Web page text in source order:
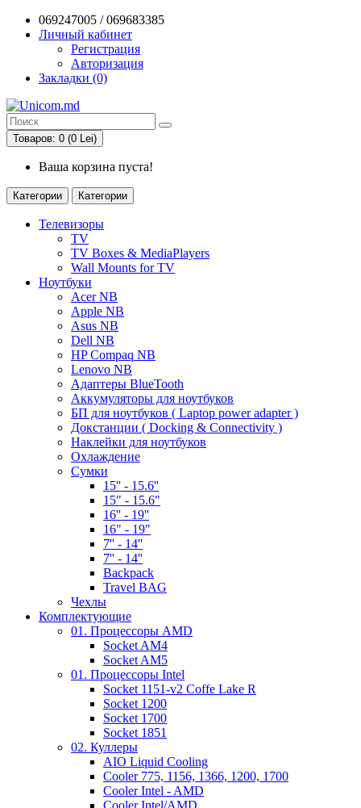
069247005 / 069683385
Личный кабинет
Регистрация
Авторизация
Закладки (0)
Товаров: 0 (0 Lei)
Ваша корзина пуста!
Категории Категории
Телевизоры
TV
TV Boxes & MediaPlayers
Wall Mounts for TV
Ноутбуки
Acer NB
Apple NB
Asus NB
Dell NB
HP Compaq NB
Lenovo NB
Адаптеры BlueTooth
Аккумуляторы для ноутбуков
БП для ноутбуков ( Laptop power adapter )
Докстанции ( Docking & Connectivity )
Наклейки для ноутбуков
Охлаждение
Сумки
15'' - 15.6''
15" - 15.6"
16'' - 19''
16" - 19"
7'' - 14''
7'' - 14''
Backpack
Travel BAG
Чехлы
Комплектующие
01. Процессоры AMD
Socket AM4
Socket AM5
01. Процессоры Intel
Socket 1151-v2 Coffe Lake R
Socket 1200
Socket 1700
Socket 1851
02. Куллеры
AIO Liquid Cooling
Cooler 775, 1156, 1366, 1200, 1700
Cooler Intel - AMD
Cooler Intel/AMD